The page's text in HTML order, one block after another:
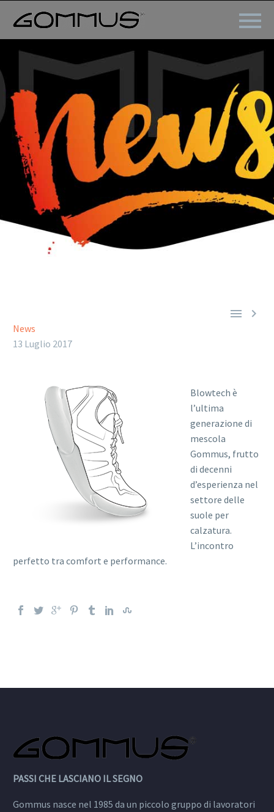
 
News
13 Luglio 2017
Blowtech è
l’ultima
generazione di
mescola
Gommus, frutto
di decenni
d’esperienza nel
settore delle
suole per
calzatura.
L’incontro
perfetto tra comfort e performance.
PASSI CHE LASCIANO IL SEGNO
Gommus nasce nel 1985 da un piccolo gruppo di lavoratori